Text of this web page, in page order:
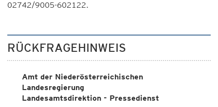
02742/9005-602122.
RÜCKFRAGEHINWEIS
Amt der Niederösterreichischen
Landesregierung
Landesamtsdirektion - Pressedienst